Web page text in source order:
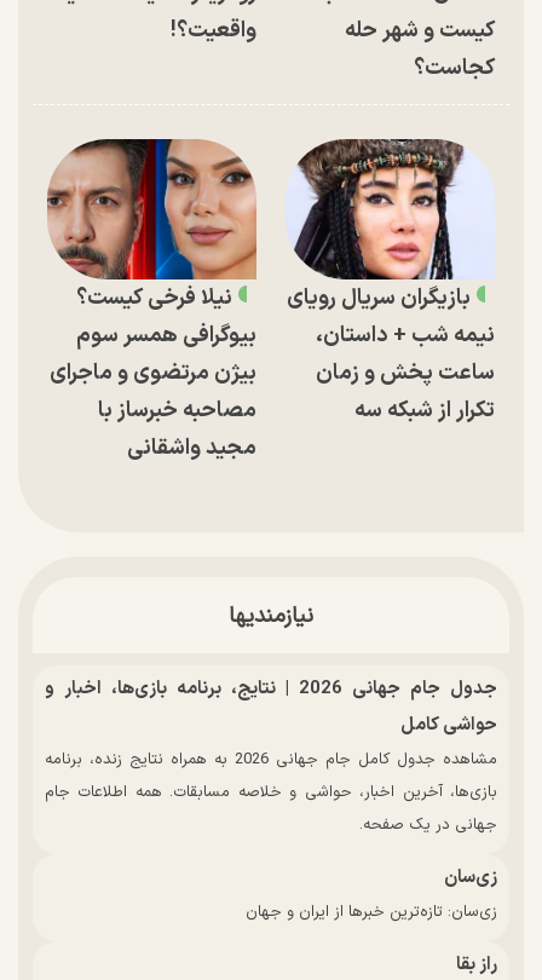
کیست و شهر حله
کجاست؟
واقعیت؟!
بازیگران سریال رویای
نیمه شب + داستان،
ساعت پخش و زمان
تکرار از شبکه سه
نیلا فرخی کیست؟
بیوگرافی همسر سوم
بیژن مرتضوی و ماجرای
مصاحبه خبرساز با
مجید واشقانی
نیازمندیها
جدول جام جهانی 2026 | نتایج، برنامه بازی‌ها، اخبار و
حواشی کامل
مشاهده جدول کامل جام جهانی 2026 به همراه نتایج زنده، برنامه
بازی‌ها، آخرین اخبار، حواشی و خلاصه مسابقات. همه اطلاعات جام
جهانی در یک صفحه.
زی‌سان
زی‌سان: تازه‌ترین خبرها از ایران و جهان
راز بقا